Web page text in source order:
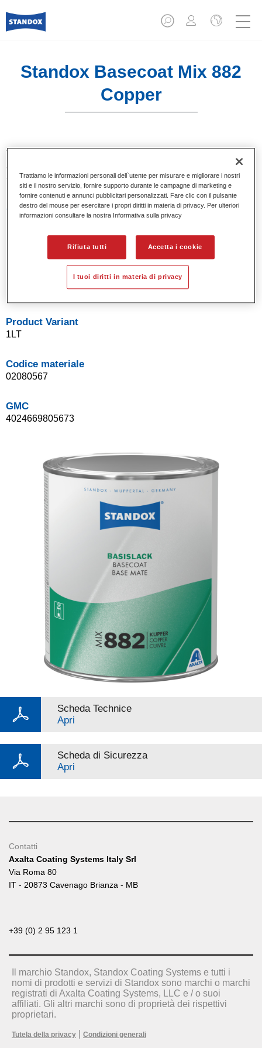
Standox Basecoat Mix 882
Copper
Tinta base convenzionale con eccezionale potere riempitivo
e buona opacità. Si distingue per l’ottimo punto tinta e per la
facilità di sfumatura. Ideale per riparazioni professionali.
Caratteristiche del prodotto
Colori pastello, metallizzati e perlati.
Eccellenti proprietà di riempimento.
Buona opacità.
Sistema di basi opache a solvente Standox.
Facile da sfumare.
Product Variant
1LT
Codice materiale
02080567
GMC
4024669805673
Scheda Technice
Apri
Scheda di Sicurezza
Apri
Contatti
Axalta Coating Systems Italy Srl
Via Roma 80
IT - 20873 Cavenago Brianza - MB
+39 (0) 2 95 123 1
Il marchio Standox, Standox Coating Systems e tutti i
nomi di prodotti e servizi di Standox sono marchi o marchi
registrati di Axalta Coating Systems, LLC e / o suoi
affiliati. Gli altri marchi sono di proprietà dei rispettivi
proprietari.
Tutela della privacy Condizioni generali
Trattiamo le informazioni personali dell`utente per misurare e migliorare i nostri
siti e il nostro servizio, fornire supporto durante le campagne di marketing e
fornire contenuti e annunci pubblicitari personalizzati. Fare clic con il pulsante
destro del mouse per esercitare i propri diritti in materia di privacy. Per ulteriori
informazioni consultare la nostra Informativa sulla privacy
Rifiuta tutti Accetta i cookie
I tuoi diritti in materia di privacy